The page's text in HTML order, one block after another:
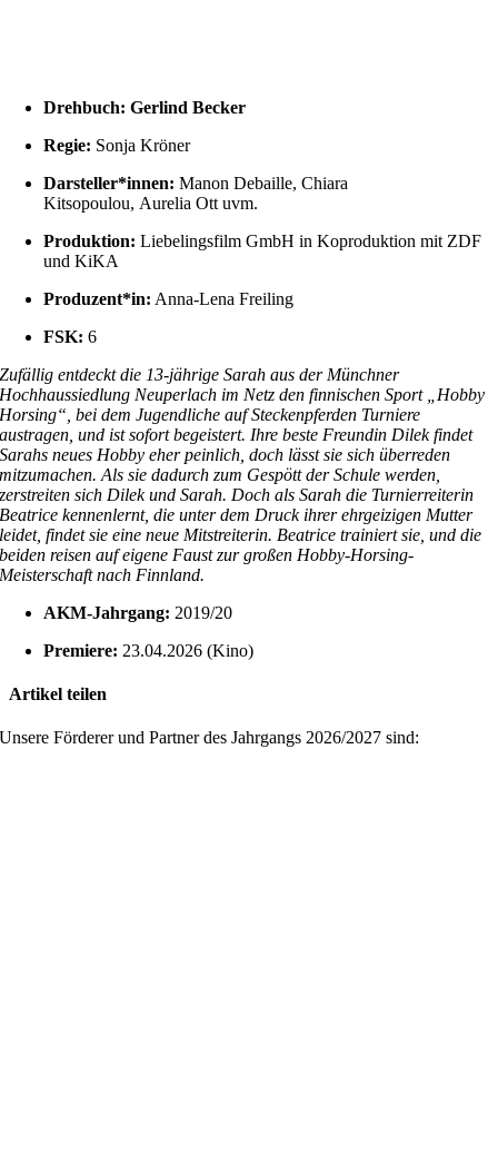
Drehbuch: Gerlind Becker
Regie: Sonja Kröner
Darsteller*innen: Manon Debaille, Chiara
Kitsopoulou, Aurelia Ott uvm.
Produktion:Liebelingsfilm GmbH in Koproduktion mit ZDF
und KiKA
Produzent*in: Anna-Lena Freiling
FSK: 6
Zufällig entdeckt die 13-jährige Sarah aus der Münchner
Hochhaussiedlung Neuperlach im Netz den finnischen Sport „Hobby
Horsing“, bei dem Jugendliche auf Steckenpferden Turniere
austragen, und ist sofort begeistert. Ihre beste Freundin Dilek findet
Sarahs neues Hobby eher peinlich, doch lässt sie sich überreden
mitzumachen. Als sie dadurch zum Gespött der Schule werden,
zerstreiten sich Dilek und Sarah. Doch als Sarah die Turnierreiterin
Beatrice kennenlernt, die unter dem Druck ihrer ehrgeizigen Mutter
leidet, findet sie eine neue Mitstreiterin. Beatrice trainiert sie, und die
beiden reisen auf eigene Faust zur großen Hobby-Horsing-
Meisterschaft nach Finnland.
AKM-Jahrgang: 2019/20
Premiere: 23.04.2026 (Kino)
Artikel teilen
Facebook
X
Reddit
LinkedIn
WhatsApp
Pinterest
Vk
E-
Unsere Förderer und Partner des Jahrgangs 2026/2027 sind: